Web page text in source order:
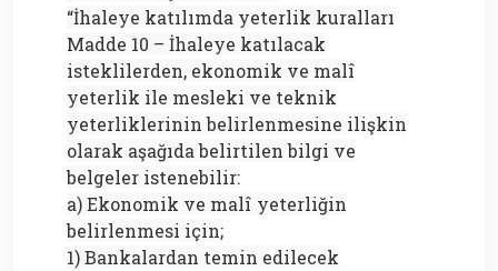
“İhaleye katılımda yeterlik kuralları
Madde 10 – İhaleye katılacak
isteklilerden, ekonomik ve malî
yeterlik ile mesleki ve teknik
yeterliklerinin belirlenmesine ilişkin
olarak aşağıda belirtilen bilgi ve
belgeler istenebilir:
a) Ekonomik ve malî yeterliğin
belirlenmesi için;
1) Bankalardan temin edilecek